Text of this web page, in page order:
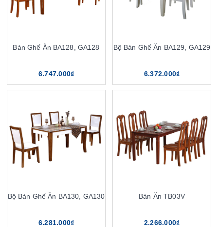
Bàn Ghế Ăn BA128, GA128
6.747.000₫
Bộ Bàn Ghế Ăn BA129, GA129
6.372.000₫
Bộ Bàn Ghế Ăn BA130, GA130
6.281.000₫
Bàn Ăn TB03V
2.266.000₫